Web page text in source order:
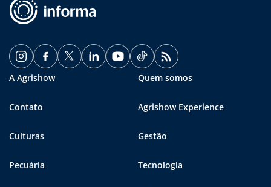
A Agrishow Quem somos
Contato Agrishow Experience
Culturas Gestão
Pecuária Tecnologia